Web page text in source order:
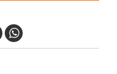
Whatsapp